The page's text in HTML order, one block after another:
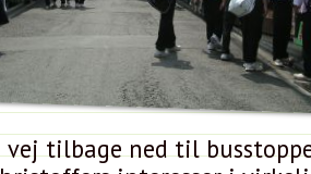
vej tilbage ned til